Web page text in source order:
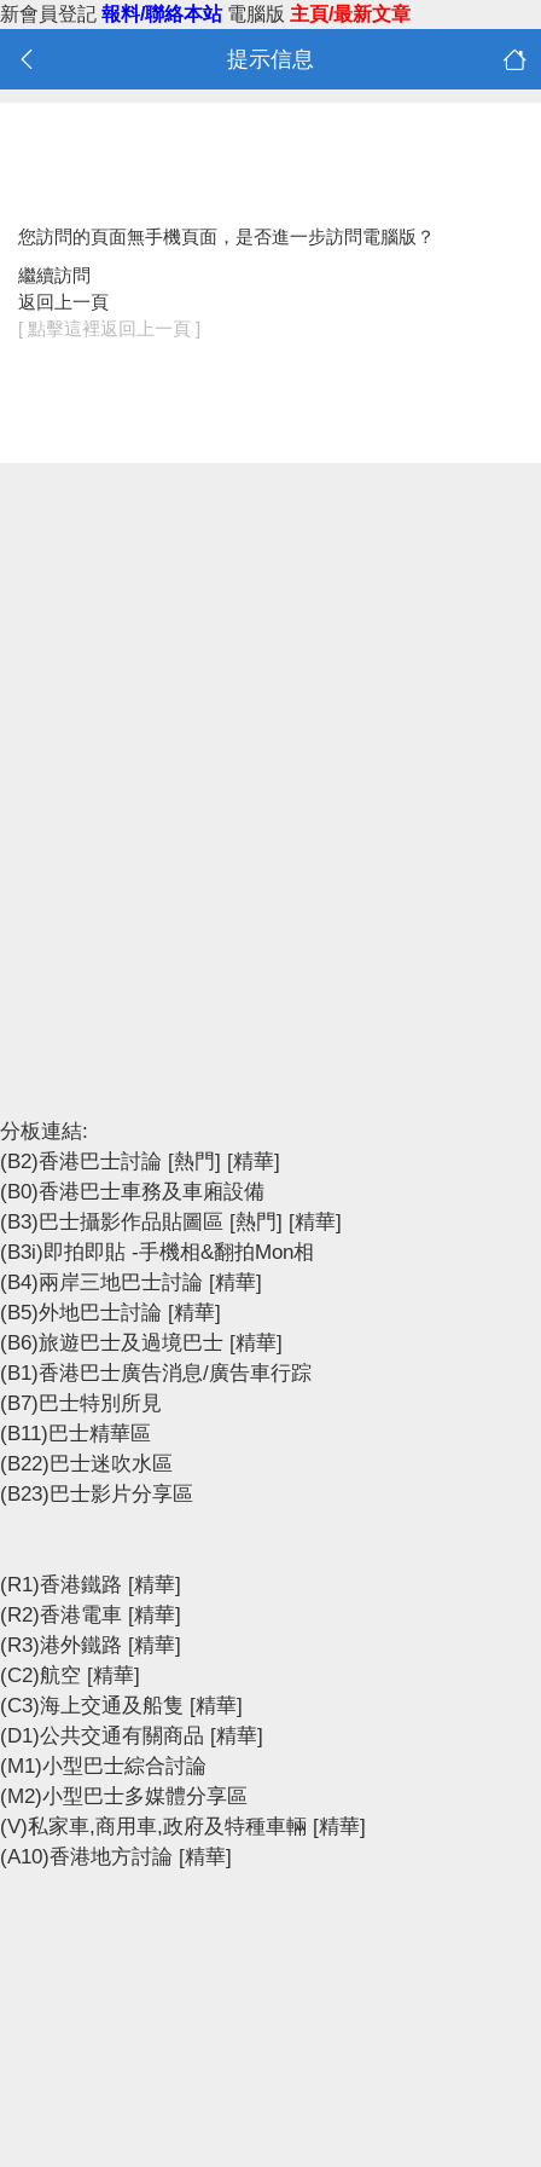
新會員登記 報料/聯絡本站 電腦版 主頁/最新文章
提示信息
您訪問的頁面無手機頁面，是否進一步訪問電腦版？
繼續訪問
返回上一頁
[ 點擊這裡返回上一頁 ]
分板連結:
(B2)香港巴士討論 [熱門] [精華]
(B0)香港巴士車務及車廂設備
(B3)巴士攝影作品貼圖區 [熱門] [精華]
(B3i)即拍即貼 -手機相&翻拍Mon相
(B4)兩岸三地巴士討論 [精華]
(B5)外地巴士討論 [精華]
(B6)旅遊巴士及過境巴士 [精華]
(B1)香港巴士廣告消息/廣告車行踪
(B7)巴士特別所見
(B11)巴士精華區
(B22)巴士迷吹水區
(B23)巴士影片分享區
(R1)香港鐵路 [精華]
(R2)香港電車 [精華]
(R3)港外鐵路 [精華]
(C2)航空 [精華]
(C3)海上交通及船隻 [精華]
(D1)公共交通有關商品 [精華]
(M1)小型巴士綜合討論
(M2)小型巴士多媒體分享區
(V)私家車,商用車,政府及特種車輛 [精華]
(A10)香港地方討論 [精華]